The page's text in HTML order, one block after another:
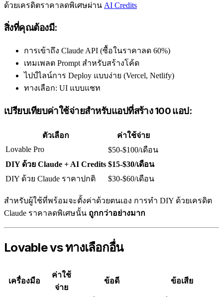
ด้วยเครดิตราคาลดพิเศษผ่าน AI Credits
สิ่งที่คุณต้องมี:
การเข้าถึง Claude API (ซื้อในราคาลด 60%)
เทมเพลต Prompt สำหรับสร้างโค้ด
ไปป์ไลน์การ Deploy แบบง่าย (Vercel, Netlify)
ทางเลือก: UI แบบแชท
เปรียบเทียบค่าใช้จ่ายสำหรับแอปที่สร้าง 100 แอป:
ตัวเลือก
ค่าใช้จ่าย
Lovable Pro
$50-$100/เดือน
DIY ด้วย Claude + AI Credits $15-$30/เดือน
DIY ด้วย Claude ราคาปกติ
$30-$60/เดือน
สำหรับผู้ใช้ที่พร้อมจะตั้งค่าด้วยตนเอง การทำ DIY ด้วยเครดิต
Claude ราคาลดพิเศษนั้น ถูกกว่าอย่างมาก
Lovable vs ทางเลือกอื่น
เครื่องมือ
ค่าใช้
จ่าย
ข้อดี ข้อเสีย